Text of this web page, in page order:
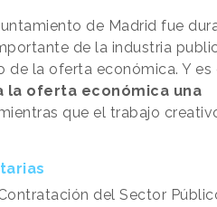
de Madrid fue
de la industria
de la oferta económica. Y es
la oferta económica una
que el trabajo
del Sector